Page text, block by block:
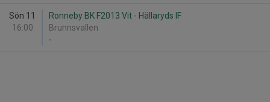
Sön 11
16:00
Ronneby BK F2013 Vit - Hällaryds IF
Brunnsvallen
-